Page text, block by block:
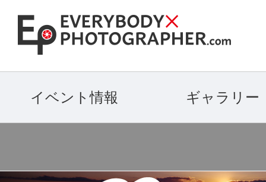
イベント情報 ギャラリー